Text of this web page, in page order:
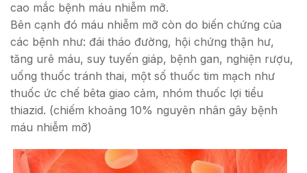
cao mắc bệnh máu nhiễm mỡ.
Bên cạnh đó máu nhiễm mỡ còn do biến chứng của
các bệnh như: đái tháo đường, hội chứng thận hư,
tăng urê máu, suy tuyến giáp, bệnh gan, nghiện rượu,
uống thuốc tránh thai, một số thuốc tim mạch như
thuốc ức chế bêta giao cảm, nhóm thuốc lợi tiểu
thiazid. (chiếm khoảng 10% nguyên nhân gây bệnh
máu nhiễm mỡ)